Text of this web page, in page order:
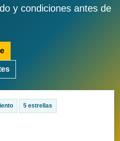
y condiciones antes de
5 estrellas